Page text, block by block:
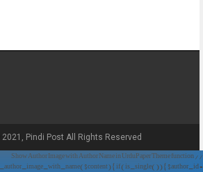
Pindi Post All Rights Reserved.
// Show Author Image with Author Name in UrduPaper Theme function
{ if (is_single()) { $author_id =